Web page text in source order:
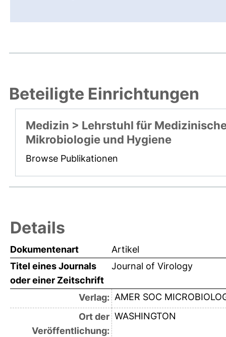
Beteiligte Einrichtungen
Medizin > Lehrstuhl für
Mikrobiologie und Hygiene
Browse Publikationen
Details
Dokumentenart
Artikel
Titel eines Journals
oder einer Zeitschrift
Journal of Virology
Verlag: AMER SOC
Ort der
Veröffentlichung:
WASHINGTON